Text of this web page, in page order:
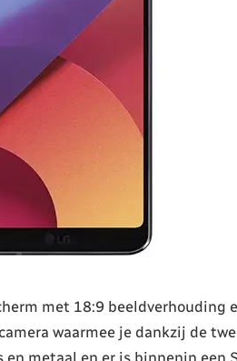
met 18:9 beeldverhouding
waarmee je dankzij de
metaal en er is binnenin een